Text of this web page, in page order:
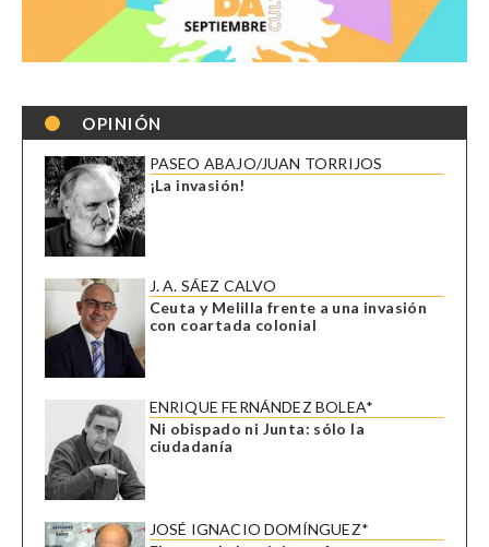
OPINIÓN
PASEO ABAJO/JUAN TORRIJOS
¡La invasión!
J. A. SÁEZ CALVO
Ceuta y Melilla frente a una invasión
con coartada colonial
ENRIQUE FERNÁNDEZ BOLEA*
Ni obispado ni Junta: sólo la
ciudadanía
JOSÉ IGNACIO DOMÍNGUEZ*